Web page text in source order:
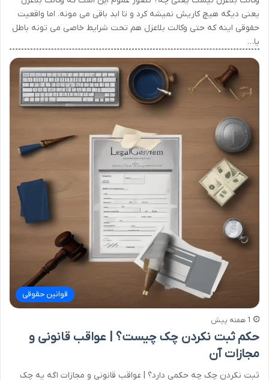
یعنی دیگه هیچ کاریش نمیشه کرد و تا ابد باقی می مونه. اما واقعیت
حقوقی اینه که حتی وکالت بلاعزل هم تحت شرایط خاصی می تونه باطل
یا…
قوانین حقوقی
1 هفته پیش
حکم ثبت نکردن چک چیست؟ | عواقب قانونی و
مجازات آن
ثبت نکردن چک چه حکمی دارد؟ | عواقب قانونی و مجازات اگه یه چک